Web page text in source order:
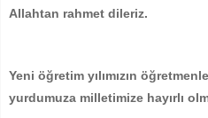
Allahtan rahmet dileriz.
Yeni öğretim yılımızın
yurdumuza milletimize hayırlı